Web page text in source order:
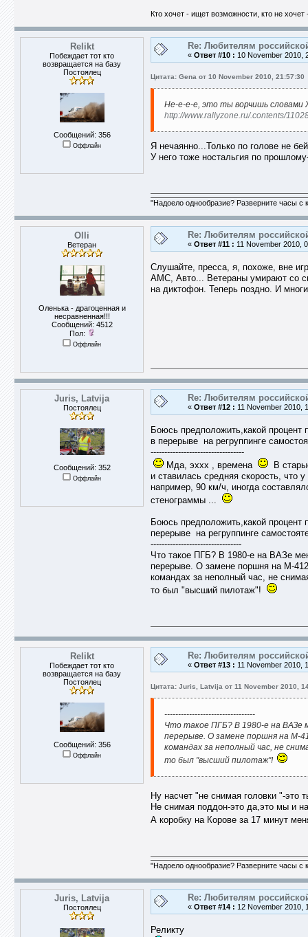
Кто хочет - ищет возможности, кто не
Relikt
Побеждает тот кто
возвращается на базу
Постоялец
Сообщений: 356
Оффлайн
Re: Любителям
« Ответ #10 : 10 November 2010,
Цитата: Gena от 10 November 2010, 21:57:30
Не-е-е-е, это ты ворчишь словами
http://www.rallyzone.ru/.contents/
Я нечаянно...Только по голове не
У него тоже ностальгия по
"Надоело однообразие? Разверните часы с
Olli
Ветеран
Оленька - драгоценная и
несравненная!!!
Сообщений: 4512
Пол:
Оффлайн
Re: Любителям
« Ответ #11 : 11 November 2010,
Слушайте, пресса, я, похоже, вне
АМС, Авто... Ветераны умирают со
на диктофон. Теперь поздно. И
Juris, Latvija
Постоялец
Сообщений: 352
Оффлайн
Re: Любителям
« Ответ #12 : 11 November 2010,
Боюсь предположить,какой процент
в перерыве на регруппинге
----------------------------------
Мда, эххх , времена
В
и ставилась средняя скорость, что
например, 90 км/ч, иногда
стенограммы ...
Боюсь предположить,какой процент
перерыве на регруппинге
---------------------------------
Что такое ПГБ? В 1980-е на ВАЗе
перерыве. О замене поршня на М-
командах за неполный час, не
то был "высший пилотаж"!
Relikt
Побеждает тот кто
возвращается на базу
Постоялец
Сообщений: 356
Оффлайн
Re: Любителям
« Ответ #13 : 11 November 2010,
Цитата: Juris, Latvija от 11 November 2010,
---------------------------------
Что такое ПГБ? В 1980-е на ВАЗе
перерыве. О замене поршня на М-
командах за неполный час, не
то был "высший пилотаж"!
Ну насчет "не снимая головки "-это
Не снимая поддон-это да,это мы и
А коробку на Корове за 17 минут
"Надоело однообразие? Разверните часы с
Juris, Latvija
Постоялец
Re: Любителям
« Ответ #14 : 12 November 2010,
Реликту